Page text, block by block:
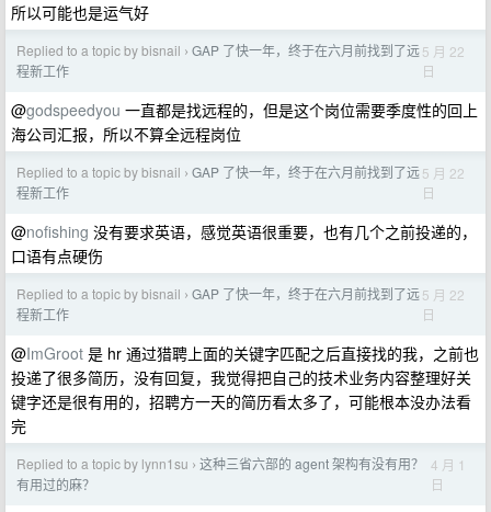
所以可能也是运气好
Replied to a topic by bisnail › GAP 了快一年，终于在六月前找到了远
程新工作
5 月 22
日
@godspeedyou 一直都是找远程的，但是这个岗位需要季度性的回上
海公司汇报，所以不算全远程岗位
Replied to a topic by bisnail › GAP 了快一年，终于在六月前找到了远
程新工作
5 月 22
日
@nofishing 没有要求英语，感觉英语很重要，也有几个之前投递的，
口语有点硬伤
Replied to a topic by bisnail › GAP 了快一年，终于在六月前找到了远
程新工作
5 月 22
日
@ImGroot 是 hr 通过猎聘上面的关键字匹配之后直接找的我，之前也
投递了很多简历，没有回复，我觉得把自己的技术业务内容整理好关
键字还是很有用的，招聘方一天的简历看太多了，可能根本没办法看
完
Replied to a topic by lynn1su › 这种三省六部的 agent 架构有没有用？
有用过的麻？
4 月 1
日